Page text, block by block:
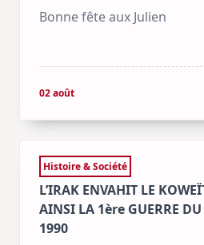
Bonne fête aux Julien
02 août
Histoire & Société
L’IRAK ENVAHIT LE
AINSI LA 1ère GUERRE DU
1990